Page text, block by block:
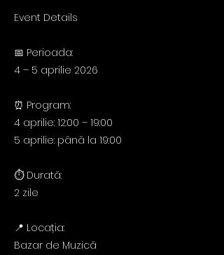
Event Details
📅 Perioada:
4 – 5 aprilie 2026
⏰ Program:
4 aprilie: 12:00 – 19:00
5 aprilie: până la 19:00
⏱ Durată:
2 zile
📍 Locația:
Bazar de Muzică